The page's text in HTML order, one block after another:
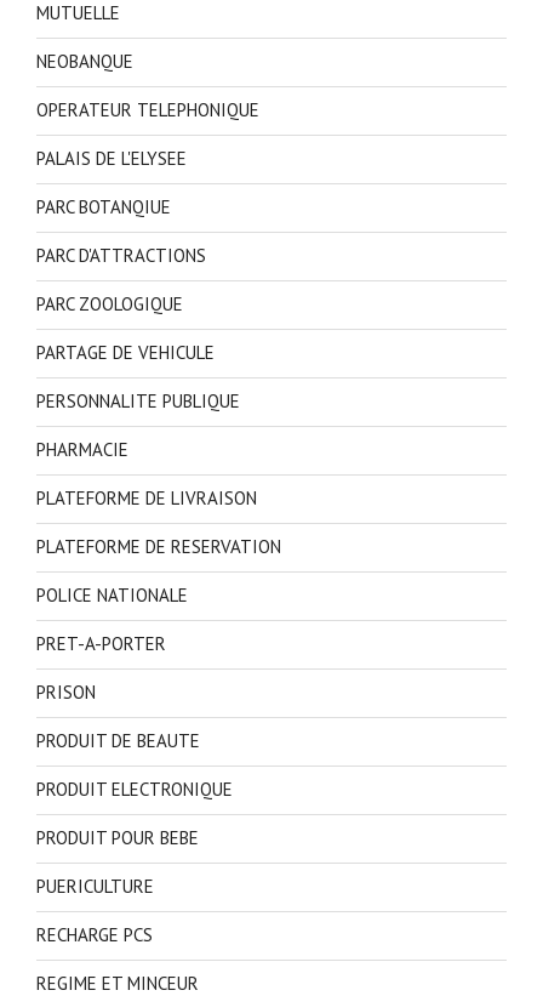
MUTUELLE
NEOBANQUE
OPERATEUR TELEPHONIQUE
PALAIS DE L'ELYSEE
PARC BOTANQIUE
PARC D'ATTRACTIONS
PARC ZOOLOGIQUE
PARTAGE DE VEHICULE
PERSONNALITE PUBLIQUE
PHARMACIE
PLATEFORME DE LIVRAISON
PLATEFORME DE RESERVATION
POLICE NATIONALE
PRET-A-PORTER
PRISON
PRODUIT DE BEAUTE
PRODUIT ELECTRONIQUE
PRODUIT POUR BEBE
PUERICULTURE
RECHARGE PCS
REGIME ET MINCEUR